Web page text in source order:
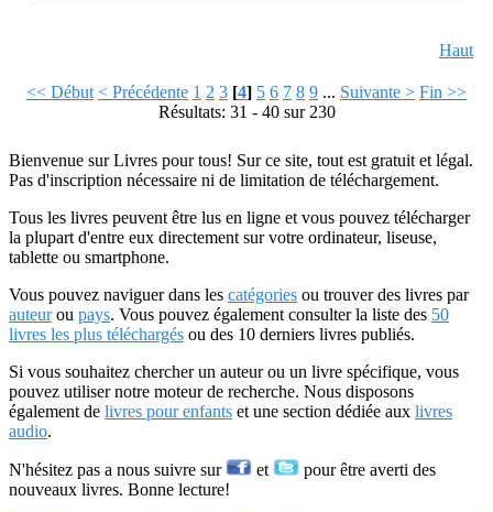
Haut
<< Début < Précédente 1 2 3 [4] 5 6 7 8 9 ... Suivante > Fin >>
Résultats: 31 - 40 sur 230
Bienvenue sur Livres pour tous! Sur ce site, tout est gratuit et légal.
Pas d'inscription nécessaire ni de limitation de téléchargement.
Tous les livres peuvent être lus en ligne et vous pouvez télécharger
la plupart d'entre eux directement sur votre ordinateur, liseuse,
tablette ou smartphone.
Vous pouvez naviguer dans les catégories ou trouver des livres par
auteurou pays. Vous pouvez également consulter la liste des 50
livres les plus téléchargés ou des 10 derniers livres publiés.
Si vous souhaitez chercher un auteur ou un livre spécifique, vous
pouvez utiliser notre moteur de recherche. Nous disposons
également de livres pour enfants et une section dédiée aux livres
audio.
N'hésitez pas a nous suivre sur et
pour être averti des
nouveaux livres. Bonne lecture!